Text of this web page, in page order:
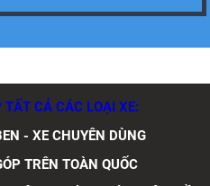
Foton 990kg
Foton 990kg
TẤT CẢ CÁC LOẠI XE:
- XE CHUYÊN DÙNG
TRÊN TOÀN QUỐC